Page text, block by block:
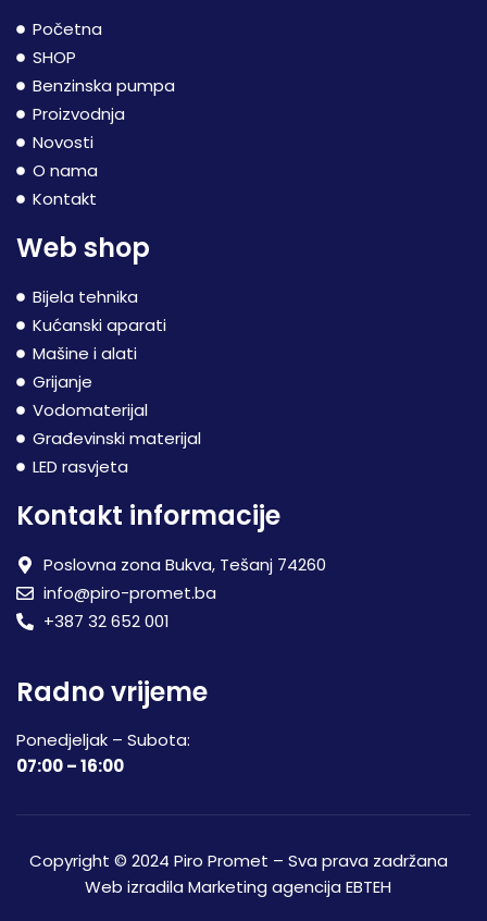
Početna
SHOP
Benzinska pumpa
Proizvodnja
Novosti
O nama
Kontakt
Web shop
Bijela tehnika
Kućanski aparati
Mašine i alati
Grijanje
Vodomaterijal
Građevinski materijal
LED rasvjeta
Kontakt informacije
Poslovna zona Bukva, Tešanj 74260
info@piro-promet.ba
+387 32 652 001
Radno vrijeme
Ponedjeljak – Subota:
07:00 – 16:00
Copyright © 2024 Piro Promet – Sva prava zadržana
Web izradila Marketing agencija EBTEH